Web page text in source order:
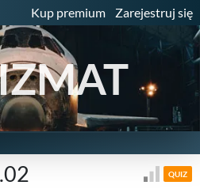
Kup premium Zarejestruj się
QUIZ